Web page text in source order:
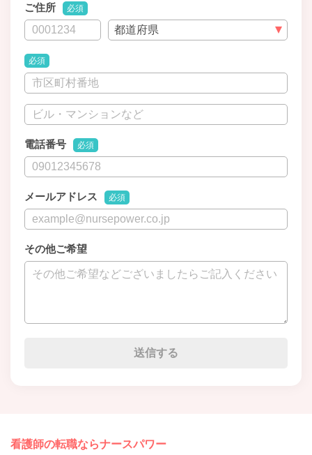
ご住所 必須
必須
電話番号 必須
メールアドレス 必須
その他ご希望
看護師の転職ならナースパワー